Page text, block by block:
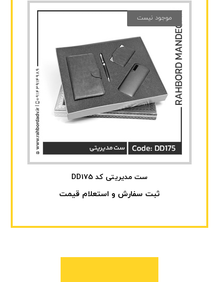
ست مدیریتی کد DD175
ثبت سفارش و استعلام قیمت
موجود نیست